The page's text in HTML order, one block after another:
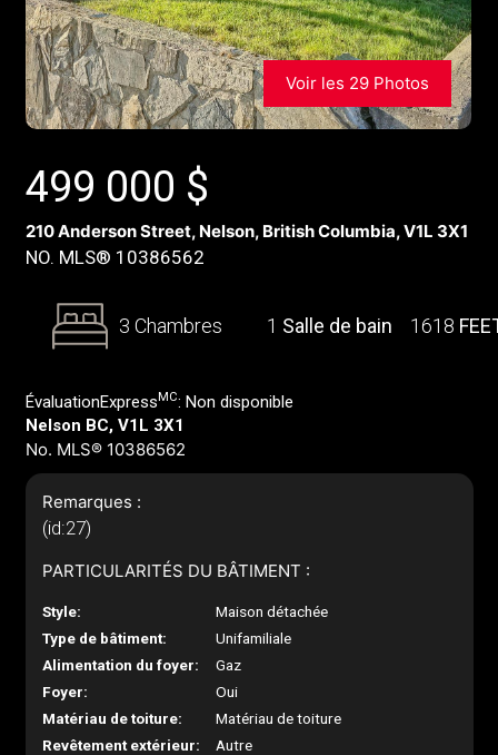
Voir les 29 Photos
499 000 $
210 Anderson Street, Nelson, British Columbia, V1L 3X1
NO. MLS® 10386562
3 Chambres 1 Salle de bain 1618
ÉvaluationExpress MC: Non disponible
Nelson BC, V1L 3X1
No. MLS® 10386562
Remarques :
(id:27)
PARTICULARITÉS DU BÂTIMENT :
Style:
Maison détachée
Type de bâtiment:
Unifamiliale
Alimentation du foyer:
Gaz
Foyer:
Oui
Matériau de toiture:
Matériau de toiture
Revêtement extérieur:
Autre